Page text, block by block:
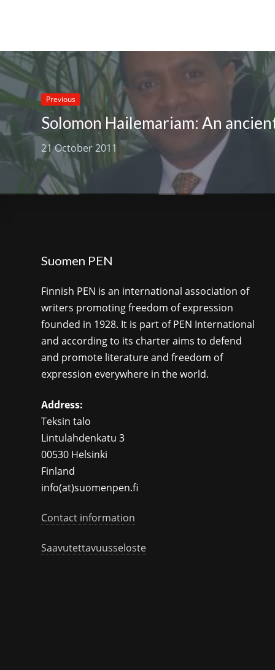
Previous
21 October 2011
Suomen PEN
Finnish PEN is an international association of
writers promoting freedom of expression
founded in 1928. It is part of PEN International
and according to its charter aims to defend
and promote literature and freedom of
expression everywhere in the world.
Address:
Teksin talo
Lintulahdenkatu 3
00530 Helsinki
Finland
info(at)suomenpen.fi
Contact information
Saavutettavuusseloste